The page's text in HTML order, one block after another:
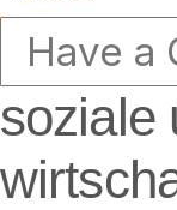
soziale